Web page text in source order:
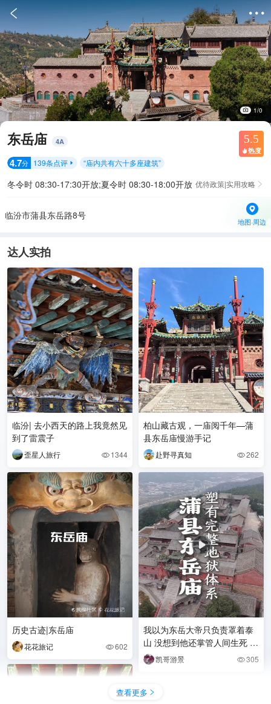
 
1/0
东岳庙 4A 5.5
 热度
4.7分 139条点评  “庙内共有六十多座建筑”
冬令时 08:30-17:30开放;夏令时 08:30-18:00开放 优待政策|实用攻略 
临汾市蒲县东岳路8号
地图·周边
达人实拍
临汾| 去小西天的路上我竟然见
到了雷震子
歪星人旅行  1344
历史古迹|东岳庙
花花旅记 602
柏山藏古观，一庙阅千年—蒲
县东岳庙慢游手记
赴野寻真知 262
我以为东岳大帝只负责罩着泰
山 没想到他还掌管人间生死 蒲
县东岳庙#私藏神仙徒步线路 #
朋友圈被问爆的
凯哥游景 305
查看更多 